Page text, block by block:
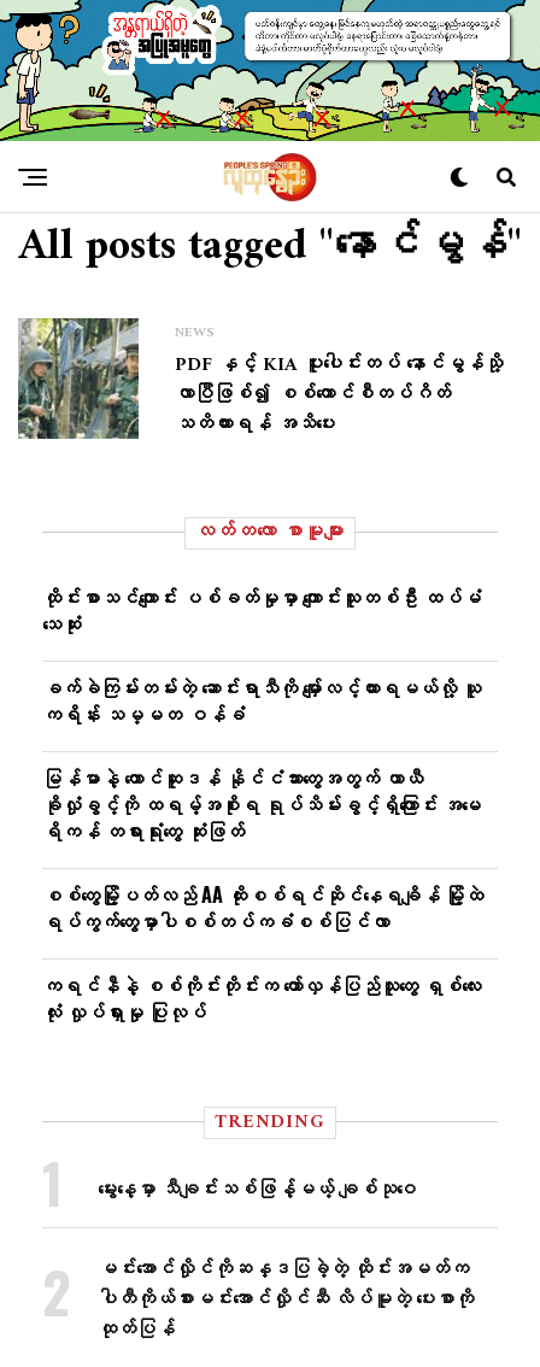
All posts tagged "နောင်မွန်"
NEWS
PDF နှင့် KIA ပူးပေါင်းတပ် နောင်မွန်သို့
လာပြီဖြစ်၍ စစ်ကောင်စီတပ်ဂိတ်
သတိထားရန် အသိပေး
လတ်တ‌လော စာမူများ
ထိုင်းစာသင်ကျောင်း ပစ်ခတ်မှုမှာ ကျောင်းသူတစ်ဦး ထပ်မံ
သေဆုံး
ခက်ခဲကြမ်းတမ်းတဲ့ ဆောင်းရာသီကို မျှော်လင့်ထားရမယ်လို့ ယူ
ကရိန်း သမ္မတ ဝန်ခံ
မြန်မာနဲ့ တောင်ဆူဒန် နိုင်ငံသားတွေအတွက် ယာယီ
ခိုလှုံခွင့်ကို ထရမ့်အစိုးရ ရုပ်သိမ်းခွင့်ရှိကြောင်း အမေ
ရိကန် တရားရုံးတွေ ဆုံးဖြတ်
စစ်တွေမြို့ပတ်လည် AA ထိုးစစ်ရင်ဆိုင်နေရချိန် မြို့ထဲ
ရပ်ကွက်တွေမှာပါစစ်တပ်ကခံစစ်ပြင်လာ
ကရင်နီနဲ့ စစ်ကိုင်းတိုင်းက တော်လှန်ပြည်သူတွေ ရှစ်လေး
လုံး လှုပ်ရှားမှု ပြုလုပ်
TRENDING
မွေးနေ့မှာ သီချင်းသစ်ဖြန့်မယ့် ချစ်သုဝေ
မင်းအောင်လှိုင်ကိုဆန္ဒပြခဲ့တဲ့ ထိုင်းအမတ်က
ပါတီကိုယ်စားမင်းအောင်လှိုင်ဆီ လိပ်မူတဲ့ ပေးစာကို
ထုတ်ပြန်